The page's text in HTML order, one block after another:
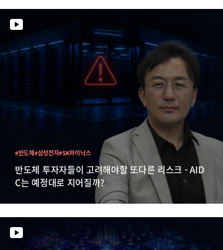
반도체 투자자들이 고려해야할 또다른 리스크 - AID
C는 예정대로 지어질까?
#반도체#삼성전자#SK하이닉스